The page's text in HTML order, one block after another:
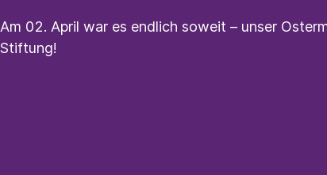
Am 02. April war es endlich soweit – unser
Stiftung!